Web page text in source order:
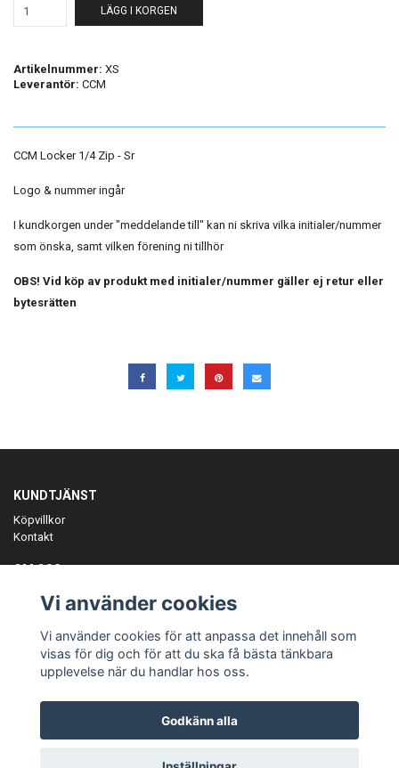
LÄGG I KORGEN
Artikelnummer: XS
Leverantör: CCM
CCM Locker 1/4 Zip - Sr
Logo & nummer ingår
I kundkorgen under "meddelande till" kan ni skriva vilka initialer/nummer
som önska, samt vilken förening ni tillhör
OBS! Vid köp av produkt med initialer/nummer gäller ej retur eller
bytesrätten
KUNDTJÄNST
Köpvillkor
Kontakt
OM OSS
ANMÄL DIG TILL VÅRT NYHETSBREV
Prenumerera
Vi använder cookies
Vi använder cookies för att anpassa det innehåll som
visas för dig och för att du ska få bästa tänkbara
upplevelse när du handlar hos oss.
Godkänn alla